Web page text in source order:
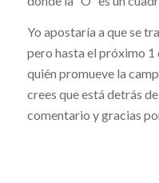
Yo apostaría a que se
pero hasta el próximo
quién promueve la
crees que está detrás
comentario y gracias